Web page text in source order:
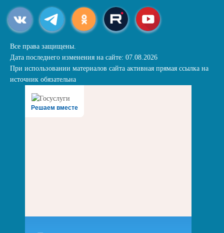
Все права защищены.
Дата последнего изменения на сайте: 07.08.2026
При использовании материалов сайта активная прямая ссылка на
источник обязательна
Решаем вместе